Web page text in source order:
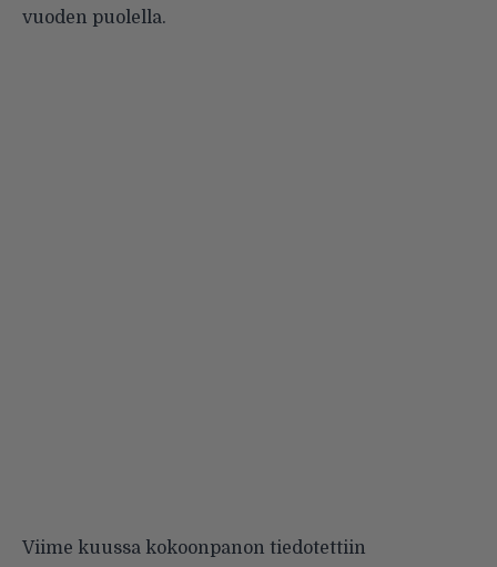
vuoden puolella.
Viime kuussa kokoonpanon tiedotettiin